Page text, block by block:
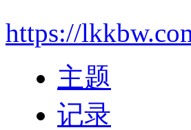
https://
主题
记录